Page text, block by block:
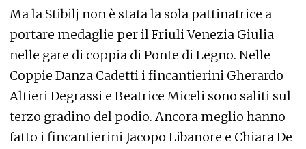
Ma la Stibilj non è stata la sola pattinatrice a
portare medaglie per il Friuli Venezia Giulia
nelle gare di coppia di Ponte di Legno. Nelle
Coppie Danza Cadetti i fincantierini Gherardo
Altieri Degrassi e Beatrice Miceli sono saliti sul
terzo gradino del podio. Ancora meglio hanno
fatto i fincantierini Jacopo Libanore e Chiara De